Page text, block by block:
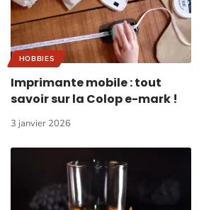
HOBBIES
Imprimante mobile : tout
savoir sur la Colop e-mark !
3 janvier 2026